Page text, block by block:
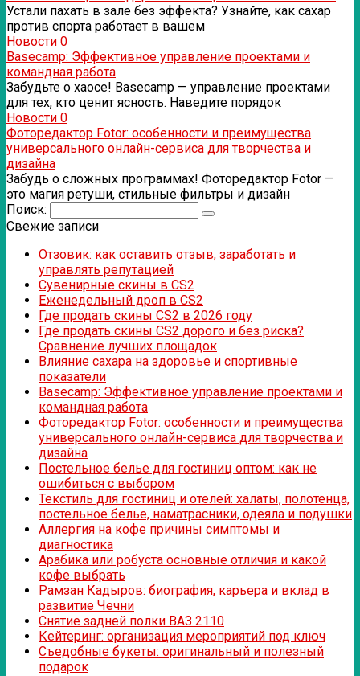
Устали пахать в зале без эффекта? Узнайте, как сахар
против спорта работает в вашем
Новости 0
Basecamp: Эффективное управление проектами и
командная работа
Забудьте о хаосе! Basecamp — управление проектами
для тех, кто ценит ясность. Наведите порядок
Новости 0
Фоторедактор Fotor: особенности и преимущества
универсального онлайн-сервиса для творчества и
дизайна
Забудь о сложных программах! Фоторедактор Fotor —
это магия ретуши, стильные фильтры и дизайн
Поиск:
Свежие записи
Отзовик: как оставить отзыв, заработать и
управлять репутацией
Сувенирные скины в CS2
Еженедельный дроп в CS2
Где продать скины CS2 в 2026 году
Где продать скины CS2 дорого и без риска?
Сравнение лучших площадок
Влияние сахара на здоровье и спортивные
показатели
Basecamp: Эффективное управление проектами и
командная работа
Фоторедактор Fotor: особенности и преимущества
универсального онлайн-сервиса для творчества и
дизайна
Постельное белье для гостиниц оптом: как не
ошибиться с выбором
Текстиль для гостиниц и отелей: халаты, полотенца,
постельное белье, наматрасники, одеяла и подушки
Аллергия на кофе причины симптомы и
диагностика
Арабика или робуста основные отличия и какой
кофе выбрать
Рамзан Кадыров: биография, карьера и вклад в
развитие Чечни
Снятие задней полки ВАЗ 2110
Кейтеринг: организация мероприятий под ключ
Съедобные букеты: оригинальный и полезный
подарок